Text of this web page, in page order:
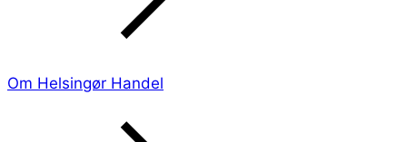
Om Helsingør Handel